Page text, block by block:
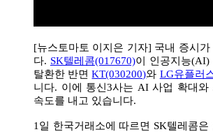
[뉴스토마토 이지은 기자] 국내 증시
다. SK텔레콤(017670)이 인공지능(AI)
탈환한 반면KT(030200)와 LG유플러
니다. 이에 통신3사는 AI 사업 확대와
속도를 내고 있습니다.
1일 한국거래소에 따르면 SK텔레콤